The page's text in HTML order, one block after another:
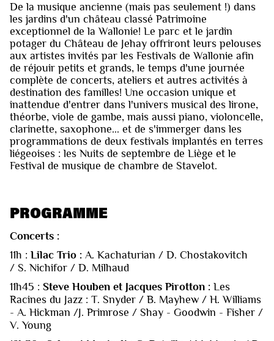
De la musique ancienne (mais pas seulement !) dans
les jardins d'un château classé Patrimoine
exceptionnel de la Wallonie! Le parc et le jardin
potager du Château de Jehay offriront leurs pelouses
aux artistes invités par les Festivals de Wallonie afin
de réjouir petits et grands, le temps d'une journée
complète de concerts, ateliers et autres activités à
destination des familles! Une occasion unique et
inattendue d'entrer dans l'univers musical des lirone,
théorbe, viole de gambe, mais aussi piano, violoncelle,
clarinette, saxophone... et de s'immerger dans les
programmations de deux festivals implantés en terres
liégeoises : les Nuits de septembre de Liège et le
Festival de musique de chambre de Stavelot.
PROGRAMME
Concerts :
11h : Lilac Trio : A. Kachaturian / D. Chostakovitch
/ S. Nichifor / D. Milhaud
11h45 : Steve Houben et Jacques Pirotton : Les
Racines du Jazz : T. Snyder / B. Mayhew / H. Williams
- A. Hickman /J. Primrose / Shay - Goodwin - Fisher /
V. Young